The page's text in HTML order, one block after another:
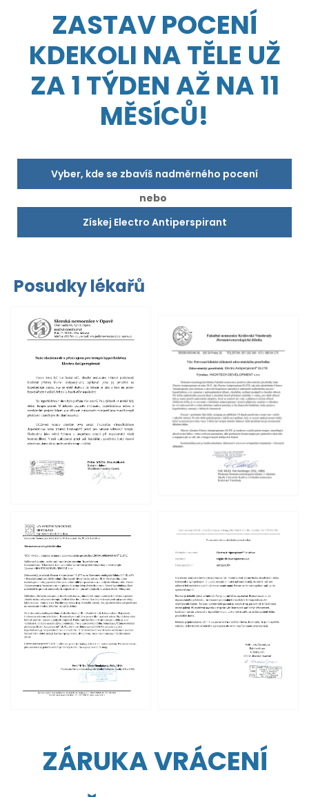
ZASTAV POCENÍ
KDEKOLI NA TĚLE UŽ
ZA 1 TÝDEN AŽ NA 11
MĚSÍCŮ!
Vyber, kde se zbavíš nadměrného pocení
nebo
Získej Electro Antiperspirant
Posudky lékařů
ZÁRUKA VRÁCENÍ